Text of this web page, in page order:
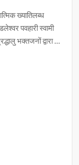
ख्यातिलब्ध
पवहारी स्वामी
भक्तजनों द्वारा …